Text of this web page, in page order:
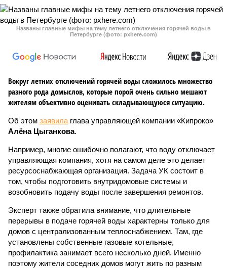
Названы главные мифы на тему летнего отключения горячей воды в
Петербурге (фото: pxhere.com)
Вокруг летних отключений горячей воды сложилось множество
разного рода домыслов, которые порой очень сильно мешают
жителям объективно оценивать складывающуюся ситуацию.
Об этом заявила глава управляющей компании «Кипроко»
Алёна Цыганкова.
Например, многие ошибочно полагают, что воду отключает
управляющая компания, хотя на самом деле это делает
ресурсоснабжающая организация. Задача УК состоит в
том, чтобы подготовить внутридомовые системы и
возобновить подачу воды после завершения ремонтов.
Эксперт также обратила внимание, что длительные
перерывы в подаче горячей воды характерны только для
домов с централизованным теплоснабжением. Там, где
установлены собственные газовые котельные,
профилактика занимает всего несколько дней. Именно
поэтому жители соседних домов могут жить по разным